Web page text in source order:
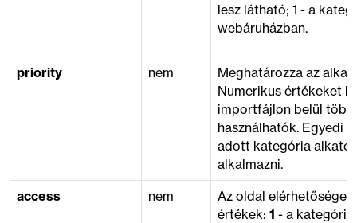
lesz látható; 1 - a
webáruházban.
priority nem
Meghatározza az
Numerikus értékeket
importfájlon belül
használhatók. Egyedi
adott kategória
alkalmazni.
access
nem
Az oldal elérhetősége.
értékek: 1 - a kategória